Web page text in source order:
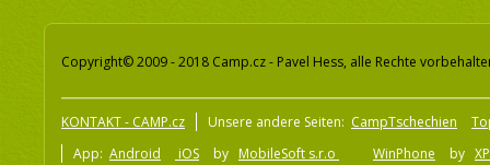
Copyright© 2009 - 2018 Camp.cz - Pavel Hess, alle Rechte
KONTAKT - CAMP.cz Unsere andere Seiten: CampTschechien
App: Android iOS by MobileSoft s.r.o WinPhone by